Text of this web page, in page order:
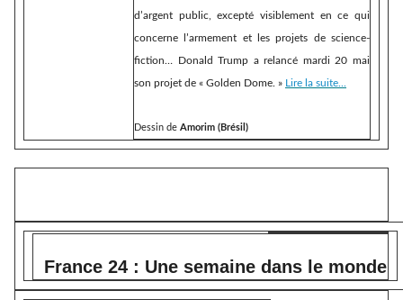
d’argent public, excepté visiblement en ce qui
concerne l’armement et les projets de science-
fiction… Donald Trump a relancé mardi 20 mai
son projet de « Golden Dome. » Lire la suite...
Dessin de Amorim (Brésil)
France 24 : Une semaine dans le monde